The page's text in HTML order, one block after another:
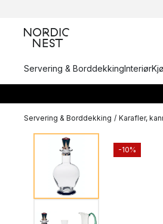
Servering & BorddekkingInteriør
Servering & Borddekking / Karafler,
-10%